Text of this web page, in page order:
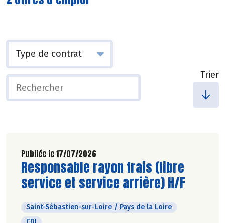
Trier
Publiée le 17/07/2026
Découvrir l'offre d'emploi
Responsable rayon frais (libre
service et service arrière) H/F
Saint-Sébastien-sur-Loire / Pays de la Loire